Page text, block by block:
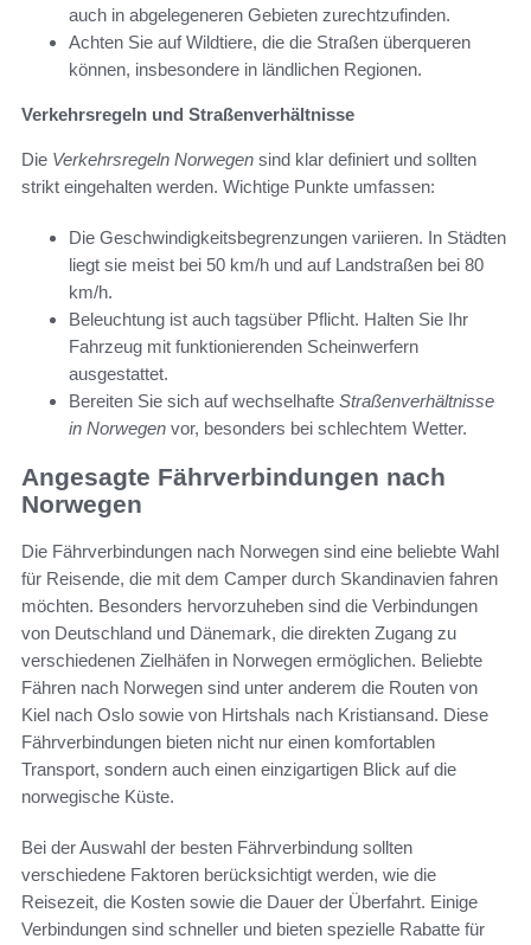
auch in abgelegeneren Gebieten zurechtzufinden.
Achten Sie auf Wildtiere, die die Straßen überqueren
können, insbesondere in ländlichen Regionen.
Verkehrsregeln und Straßenverhältnisse
Die Verkehrsregeln Norwegen sind klar definiert und sollten
strikt eingehalten werden. Wichtige Punkte umfassen:
Die Geschwindigkeitsbegrenzungen variieren. In Städten
liegt sie meist bei 50 km/h und auf Landstraßen bei 80
km/h.
Beleuchtung ist auch tagsüber Pflicht. Halten Sie Ihr
Fahrzeug mit funktionierenden Scheinwerfern
ausgestattet.
Bereiten Sie sich auf wechselhafte Straßenverhältnisse
in Norwegen vor, besonders bei schlechtem Wetter.
Angesagte Fährverbindungen nach
Norwegen
Die Fährverbindungen nach Norwegen sind eine beliebte Wahl
für Reisende, die mit dem Camper durch Skandinavien fahren
möchten. Besonders hervorzuheben sind die Verbindungen
von Deutschland und Dänemark, die direkten Zugang zu
verschiedenen Zielhäfen in Norwegen ermöglichen. Beliebte
Fähren nach Norwegen sind unter anderem die Routen von
Kiel nach Oslo sowie von Hirtshals nach Kristiansand. Diese
Fährverbindungen bieten nicht nur einen komfortablen
Transport, sondern auch einen einzigartigen Blick auf die
norwegische Küste.
Bei der Auswahl der besten Fährverbindung sollten
verschiedene Faktoren berücksichtigt werden, wie die
Reisezeit, die Kosten sowie die Dauer der Überfahrt. Einige
Verbindungen sind schneller und bieten spezielle Rabatte für